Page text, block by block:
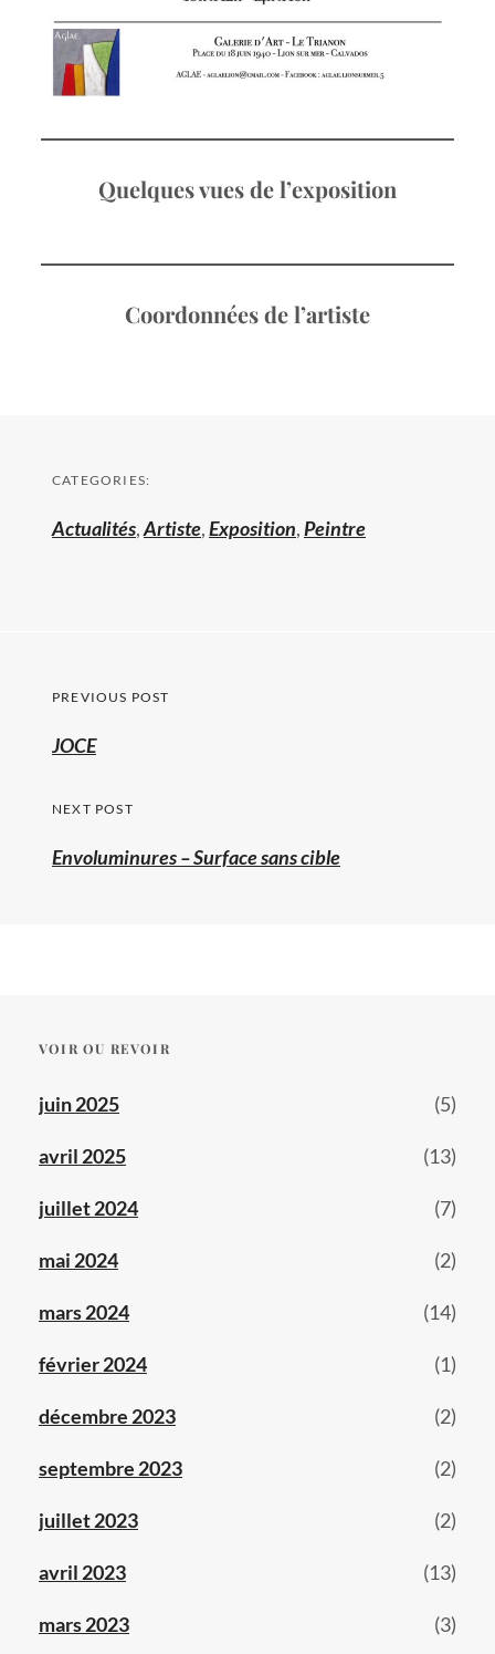
Quelques vues de l’exposition
Coordonnées de l’artiste
CATEGORIES:
Actualités,Artiste,Exposition,Peintre
Navigation
de
PREVIOUS POST
Previous
JOCE
NEXT POST
Envoluminures – Surface sans cible
VOIR OU REVOIR
juin 2025 (5)
avril 2025 (13)
juillet 2024 (7)
mai 2024 (2)
mars 2024 (14)
février 2024 (1)
décembre 2023 (2)
septembre 2023 (2)
juillet 2023 (2)
avril 2023 (13)
mars 2023 (3)